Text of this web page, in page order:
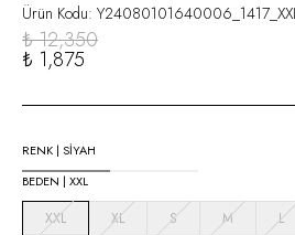
Ürün Kodu:
₺ 12,350
₺ 1,875
RENK | SİYAH
BEDEN | XXL
XXL XL S M L